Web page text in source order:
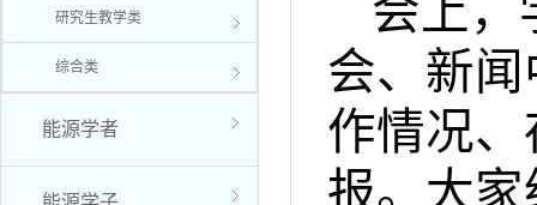
研究生教学类
综合类
能源学者
会上，
会、新
作情况
报。大